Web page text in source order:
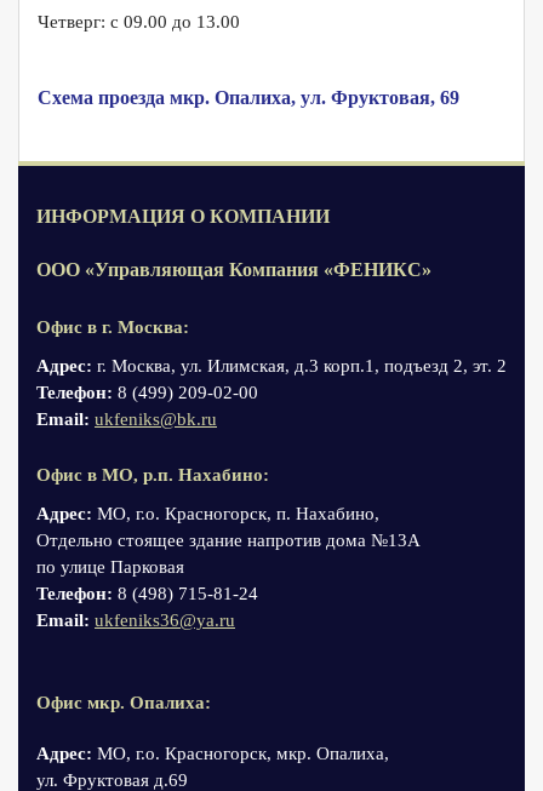
Четверг: с 09.00 до 13.00
Схема проезда мкр. Опалиха, ул. Фруктовая, 69
ИНФОРМАЦИЯ О КОМПАНИИ
ООО «Управляющая Компания «ФЕНИКС»
Офис в г. Москва:
Адрес: г. Москва, ул. Илимская, д.3 корп.1, подъезд 2, эт. 2
Телефон: 8 (499) 209-02-00
Email: ukfeniks@bk.ru
Офис в МО, р.п. Нахабино:
Адрес: МО, г.о. Красногорск, п. Нахабино,
Отдельно стоящее здание напротив дома №13А
по улице Парковая
Телефон: 8 (498) 715-81-24
Email: ukfeniks36@ya.ru
Офис мкр. Опалиха:
Адрес: МО, г.о. Красногорск, мкр. Опалиха,
ул. Фруктовая д.69